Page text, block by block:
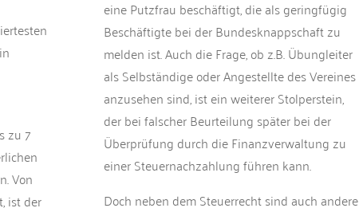
zu 7
Von
ist der
eine Putzfrau beschäftigt, die als geringfügig
Beschäftigte bei der Bundesknappschaft zu
melden ist. Auch die Frage, ob z.B. Übungleiter
als Selbständige oder Angestellte des Vereines
anzusehen sind, ist ein weiterer Stolperstein,
der bei falscher Beurteilung später bei der
Überprüfung durch die Finanzverwaltung zu
einer Steuernachzahlung führen kann.
Doch neben dem Steuerrecht sind auch andere